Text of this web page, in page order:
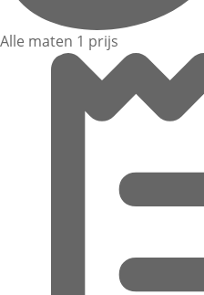
Alle maten 1 prijs